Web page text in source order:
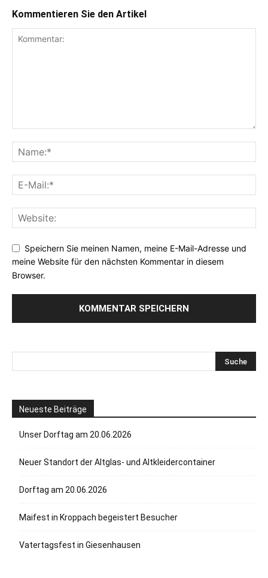
Kommentieren Sie den Artikel
Speichern Sie meinen Namen, meine E-Mail-Adresse und
meine Website für den nächsten Kommentar in diesem
Browser.
Neueste Beiträge
Unser Dorftag am 20.06.2026
Neuer Standort der Altglas- und Altkleidercontainer
Dorftag am 20.06.2026
Maifest in Kroppach begeistert Besucher
Vatertagsfest in Giesenhausen